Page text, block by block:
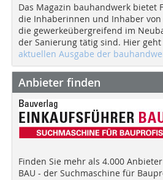
Das Magazin bauhandwerk bietet
die Inhaberinnen und Inhaber
die gewerkeübergreifend im
der Sanierung tätig sind. Hier
aktuellen Ausgabe der
Anbieter finden
Finden Sie mehr als 4.000 Anbieter
BAU - der Suchmaschine für